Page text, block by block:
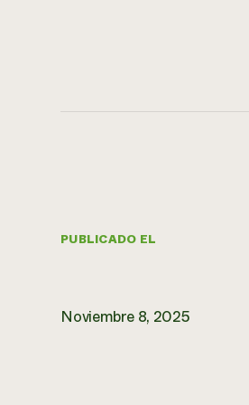
PUBLICADO EL
Noviembre 8, 2025